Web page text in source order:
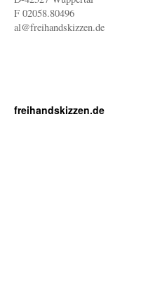
F 02058.80496
al@freihandskizzen.de
freihandskizzen.de